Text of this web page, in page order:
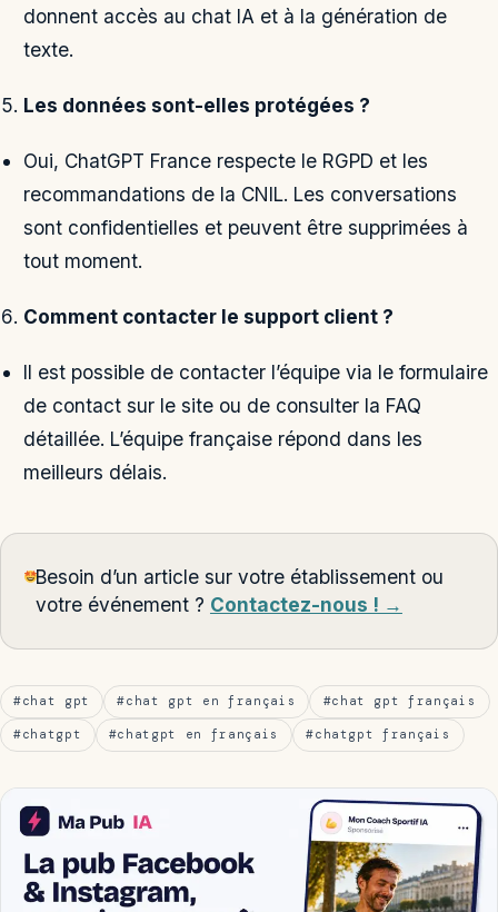
donnent accès au chat IA et à la génération de
texte.
Les données sont-elles protégées ?
Oui, ChatGPT France respecte le RGPD et les
recommandations de la CNIL. Les conversations
sont confidentielles et peuvent être supprimées à
tout moment.
Comment contacter le support client ?
Il est possible de contacter l’équipe via le formulaire
de contact sur le site ou de consulter la FAQ
détaillée. L’équipe française répond dans les
meilleurs délais.
Besoin d’un article sur votre établissement ou
votre événement ? Contactez-nous ! →
#chat gpt #chat gpt en français #chat gpt français
#chatgpt #chatgpt en français #chatgpt français